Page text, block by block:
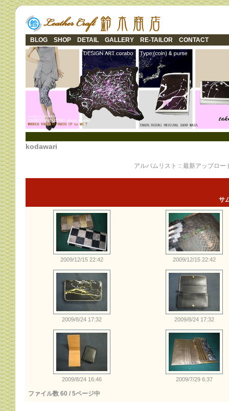
BLOG SHOP DETAIL GALLERY RE-TAILOR CONTACT
kodawari
アルバムリスト :: 最新アップロー
サ
2009/12/15 22:42 2009/12/15 22:42
2009/8/24 17:32 2009/8/24 17:32
2009/8/24 16:46 2009/7/29 6:37
ファイル数 60 / 5ページ中